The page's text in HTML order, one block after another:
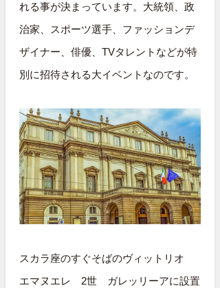
れる事が決まっています。大統領、政
治家、スポーツ選手、ファッションデ
ザイナー、俳優、TVタレントなどが特
別に招待される大イベントなのです。
スカラ座のすぐそばのヴィットリオ
エマヌエレ 2世 ガレッリーアに設置